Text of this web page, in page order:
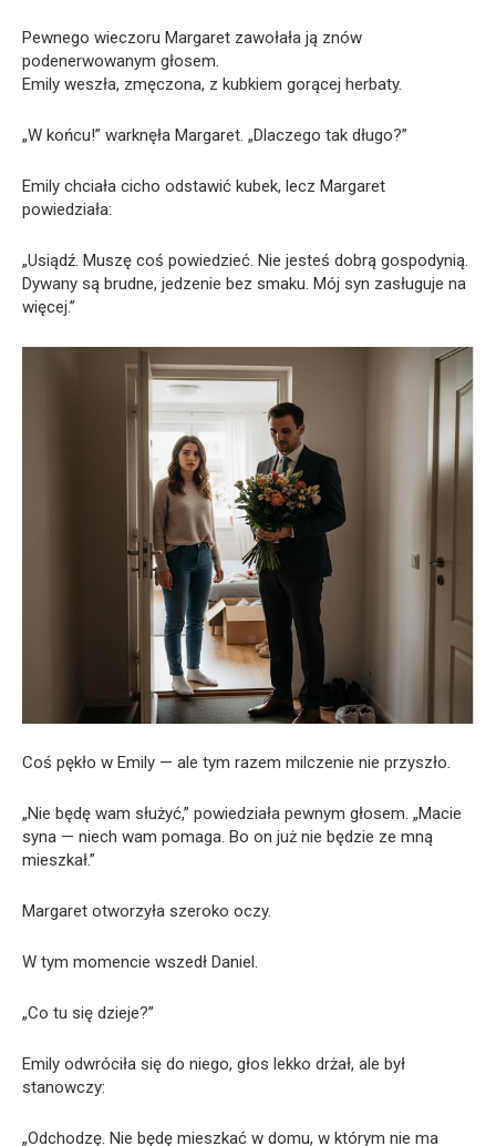
Pewnego wieczoru Margaret zawołała ją znów
podenerwowanym głosem.
Emily weszła, zmęczona, z kubkiem gorącej herbaty.
„W końcu!” warknęła Margaret. „Dlaczego tak długo?”
Emily chciała cicho odstawić kubek, lecz Margaret
powiedziała:
„Usiądź. Muszę coś powiedzieć. Nie jesteś dobrą gospodynią.
Dywany są brudne, jedzenie bez smaku. Mój syn zasługuje na
więcej.”
Coś pękło w Emily — ale tym razem milczenie nie przyszło.
„Nie będę wam służyć,” powiedziała pewnym głosem. „Macie
syna — niech wam pomaga. Bo on już nie będzie ze mną
mieszkał.”
Margaret otworzyła szeroko oczy.
W tym momencie wszedł Daniel.
„Co tu się dzieje?”
Emily odwróciła się do niego, głos lekko drżał, ale był
stanowczy:
„Odchodzę. Nie będę mieszkać w domu, w którym nie ma